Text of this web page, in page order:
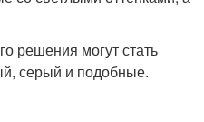
решения могут стать
серый и подобные.